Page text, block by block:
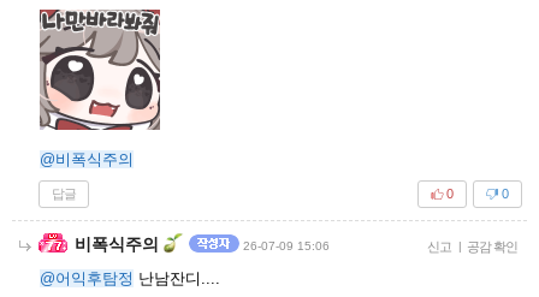
@비폭식주의
답글 0
0
비폭식주의 26-07-09 15:06 신고 | 공감 확인
@어익후탐정 난남잔디....